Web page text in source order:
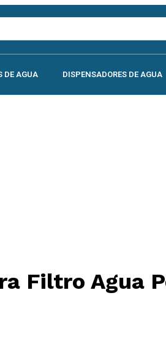
DE AGUA DISPENSADORES DE AGUA
Filtro Agua